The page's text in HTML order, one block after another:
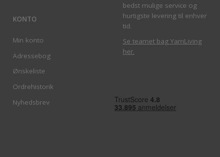
KONTO
Min konto
Adressebog
Ønskeliste
Ordrehistorik
Nyhedsbrev
bedst mulige service og
hurtigste levering til enhver
tid.
Se teamet bag YarnLiving
her.